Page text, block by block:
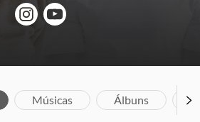
Músicas Álbuns